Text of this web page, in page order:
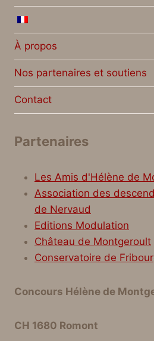
À propos
Nos partenaires et soutiens
Contact
Partenaires
Les Amis d'Hélène de
Association des
de Nervaud
Editions Modulation
Château de Montgeroult
Conservatoire de
Concours Hélène de
CH 1680 Romont